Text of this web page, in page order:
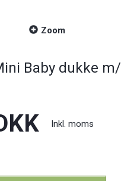
Zoom
Baby dukke
Inkl. moms